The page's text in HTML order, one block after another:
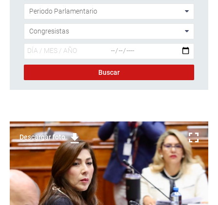
Descargar foto